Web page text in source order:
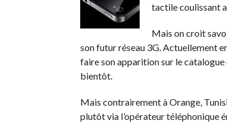
tactile coulissant
Mais on croit
son futur réseau 3G. Actuellement
faire son apparition sur le
bientôt.
Mais contrairement à Orange,
plutôt via l’opérateur téléphonique